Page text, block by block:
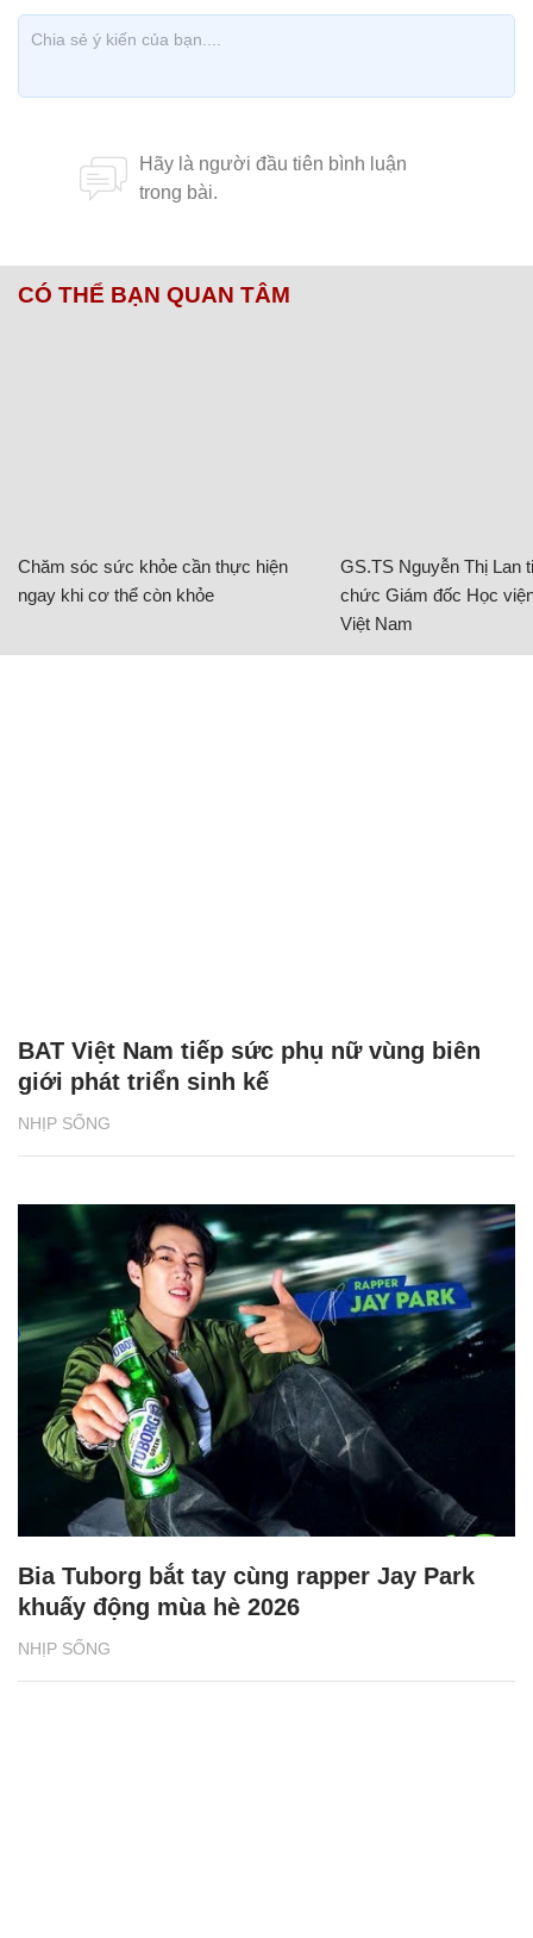
CÓ THỂ BẠN QUAN TÂM
Chăm sóc sức khỏe cần thực hiện
ngay khi cơ thể còn khỏe
GS.TS Nguyễn Thị Lan
chức Giám đốc Học
Việt Nam
NHỊP SỐNG
BAT Việt Nam tiếp sức phụ nữ vùng biên
giới phát triển sinh kế
NHỊP SỐNG
Bia Tuborg bắt tay cùng rapper Jay Park
khuấy động mùa hè 2026